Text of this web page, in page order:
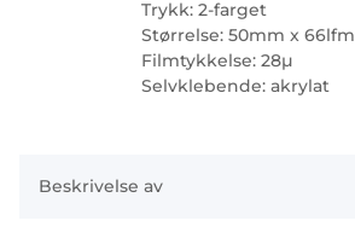
Trykk: 2-farget
Størrelse: 50mm x 66lfm
Filmtykkelse: 28µ
Selvklebende: akrylat
Beskrivelse av